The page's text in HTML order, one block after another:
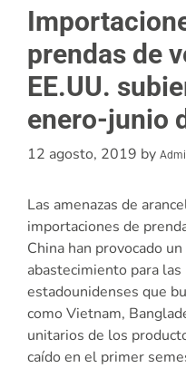
prendas de
EE.UU.
enero-junio
12 agosto, 2019 by
Las amenazas de
importaciones de
China han provocado
abastecimiento para las
estadounidenses que
como Vietnam,
unitarios de los
caído en el primer